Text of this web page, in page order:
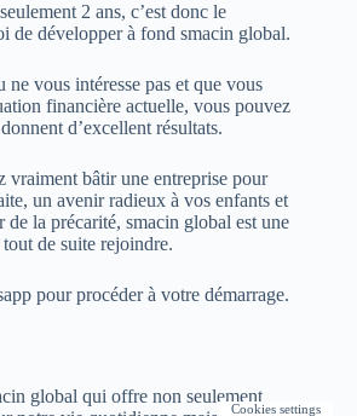
2 ans, c’est donc le
de développer à fond smacin global.
ne vous intéresse pas et que vous
financière actuelle, vous pouvez
d’excellent résultats.
vraiment bâtir une entreprise pour
un avenir radieux à vos enfants et
de la précarité, smacin global est une
de suite rejoindre.
pour procéder à votre démarrage.
global qui offre non seulement
Cookies settings